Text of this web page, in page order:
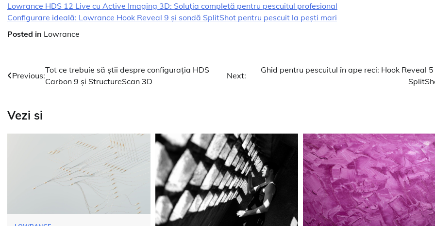
Lowrance HDS 12 Live cu Active Imaging 3D: Soluția completă pentru pescuitul profesional
Configurare ideală: Lowrance Hook Reveal 9 și sondă SplitShot pentru pescuit la pești mari
Posted in Lowrance
Navigare
articole
Previous:
Tot ce trebuie să știi despre configurația HDS
Carbon 9 și StructureScan 3D
Next:
Ghid pentru pescuitul în ape reci: Hook Reveal 5
Vezi si